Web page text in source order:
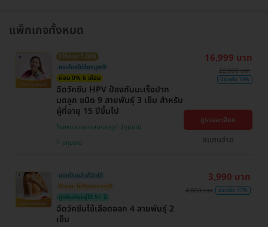
แพ็กเกจทั้งหมด
มีโค้ดลด 1,000
ครบโดสไม่ต้องบูสต์!
ผ่อน 0% 6 เดือน
ฉีดวัคซีน HPV ป้องกันมะเร็งปาก
มดลูก ชนิด 9 สายพันธุ์ 3 เข็ม สำหรับ
ผู้ที่อายุ 15 ปีขึ้นไป
โรงพยาบาลเกษมราษฎร์ ปทุมธานี
ปทุมธานี
16,999 บาท
22,000 บาท
ประหยัด 19%
ดูรายละเอียด
สแกนจ่าย
เคยเป็นแล้วก็ฉีดได้
ฉีดเลย ไม่ต้องตรวจภูมิ
ภูมิคุ้มกันอยู่ได้ 5+ ปี
ฉีดวัคซีนไข้เลือดออก 4 สายพันธุ์ 2
เข็ม
3,990 บาท
4,800 บาท ประหยัด 17%